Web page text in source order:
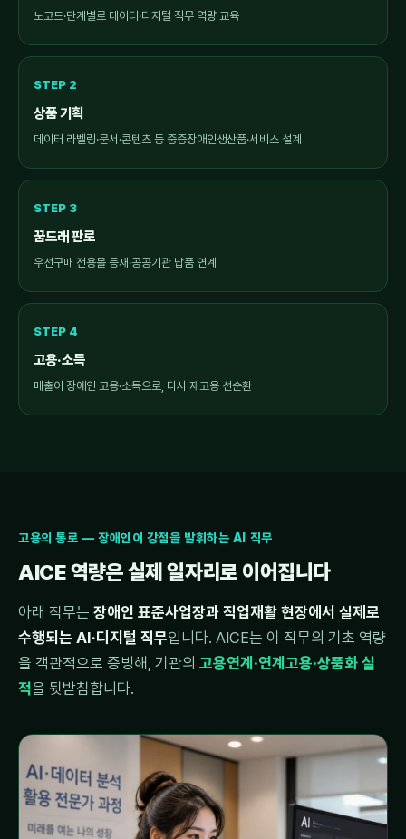
노코드·단계별로 데이터·디지털 직무 역량 교육
STEP 2
상품 기획
데이터 라벨링·문서·콘텐츠 등 중증장애인생산품·서비스 설계
STEP 3
꿈드래 판로
우선구매 전용몰 등재·공공기관 납품 연계
STEP 4
고용·소득
매출이 장애인 고용·소득으로, 다시 재고용 선순환
고용의 통로 — 장애인이 강점을 발휘하는 AI 직무
AICE 역량은 실제 일자리로 이어집니다
아래 직무는 장애인 표준사업장과 직업재활 현장에서 실제로
수행되는 AI·디지털 직무입니다. AICE는 이 직무의 기초 역량
을 객관적으로 증빙해, 기관의 고용연계·연계고용·상품화 실
적을 뒷받침합니다.